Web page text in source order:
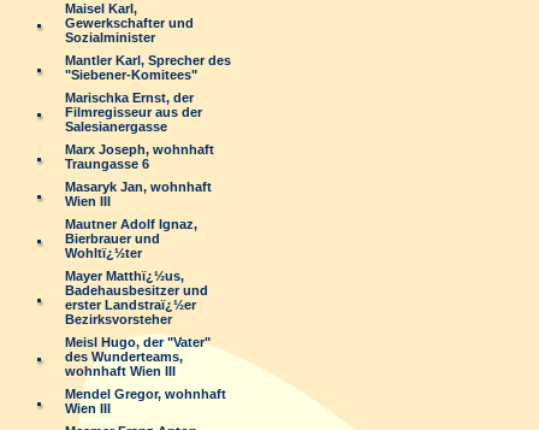
Maisel Karl,
Gewerkschafter und
Sozialminister
Mantler Karl, Sprecher des
"Siebener-Komitees"
Marischka Ernst, der
Filmregisseur aus der
Salesianergasse
Marx Joseph, wohnhaft
Traungasse 6
Masaryk Jan, wohnhaft
Wien III
Mautner Adolf Ignaz,
Bierbrauer und
Wohltï¿½ter
Mayer Matthï¿½us,
Badehausbesitzer und
erster Landstraï¿½er
Bezirksvorsteher
Meisl Hugo, der "Vater"
des Wunderteams,
wohnhaft Wien III
Mendel Gregor, wohnhaft
Wien III